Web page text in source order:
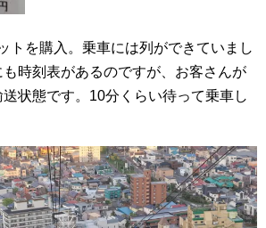
トを購入。乗車には列ができていまし
時刻表があるのですが、お客さんが
状態です。10分くらい待って乗車し